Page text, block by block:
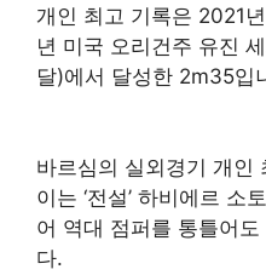
개인 최고 기록은 2021
년 미국 오리건주 유진
달)에서 달성한 2m35입
바르심의 실외경기 개인
이는 ‘전설’ 하비에르 소
어 역대 점퍼를 통틀어
다.